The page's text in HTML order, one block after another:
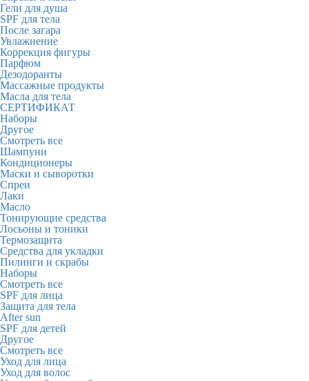
Гели для душа
SPF для тела
После загара
Увлажнение
Коррекция фигуры
Парфюм
Дезодоранты
Массажные продукты
Масла для тела
СЕРТИФИКАТ
Наборы
Другое
Смотреть все
Шампуни
Кондиционеры
Маски и сыворотки
Спреи
Лаки
Масло
Тонирующие средства
Лосьоны и тоники
Термозащита
Средства для укладки
Пилинги и скрабы
Наборы
Смотреть все
SPF для лица
Защита для тела
After sun
SPF для детей
Другое
Смотреть все
Уход для лица
Уход для волос